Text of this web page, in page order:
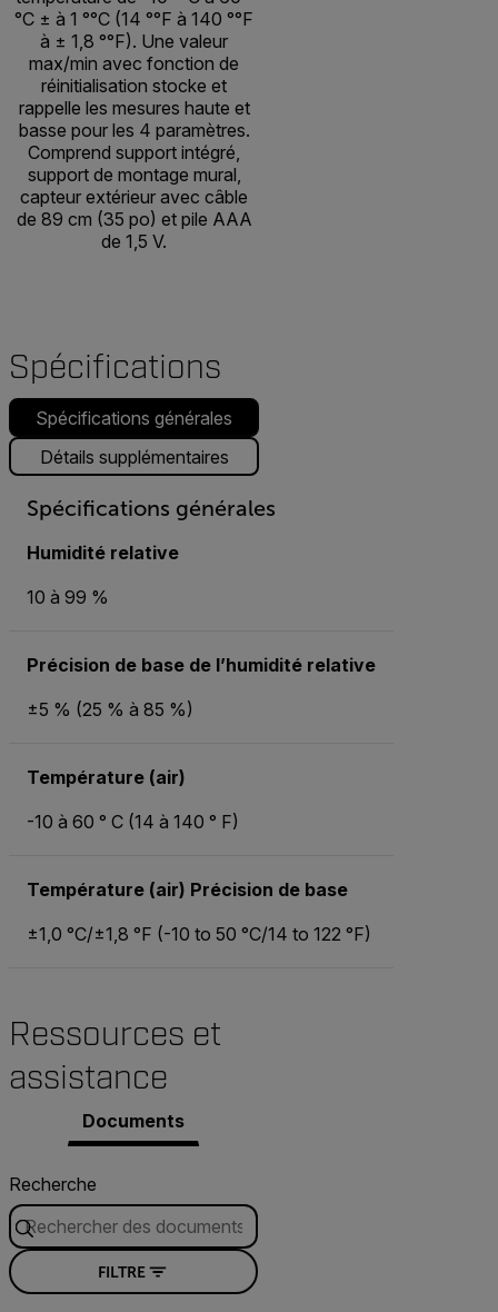
°C ± à 1 °°C (14 °°F à 140 °°F
à ± 1,8 °°F). Une valeur
max/min avec fonction de
réinitialisation stocke et
rappelle les mesures haute et
basse pour les 4 paramètres.
Comprend support intégré,
support de montage mural,
capteur extérieur avec câble
de 89 cm (35 po) et pile AAA
de 1,5 V.
Spécifications
Spécifications générales
Détails supplémentaires
Spécifications générales
Humidité relative
10 à 99 %
Précision de base de l’humidité relative
±5 % (25 % à 85 %)
Température (air)
-10 à 60 ° C (14 à 140 ° F)
Température (air) Précision de base
±1,0 °C/±1,8 °F (-10 to 50 °C/14 to 122 °F)
Ressources et
assistance
Documents
Recherche
FILTRE